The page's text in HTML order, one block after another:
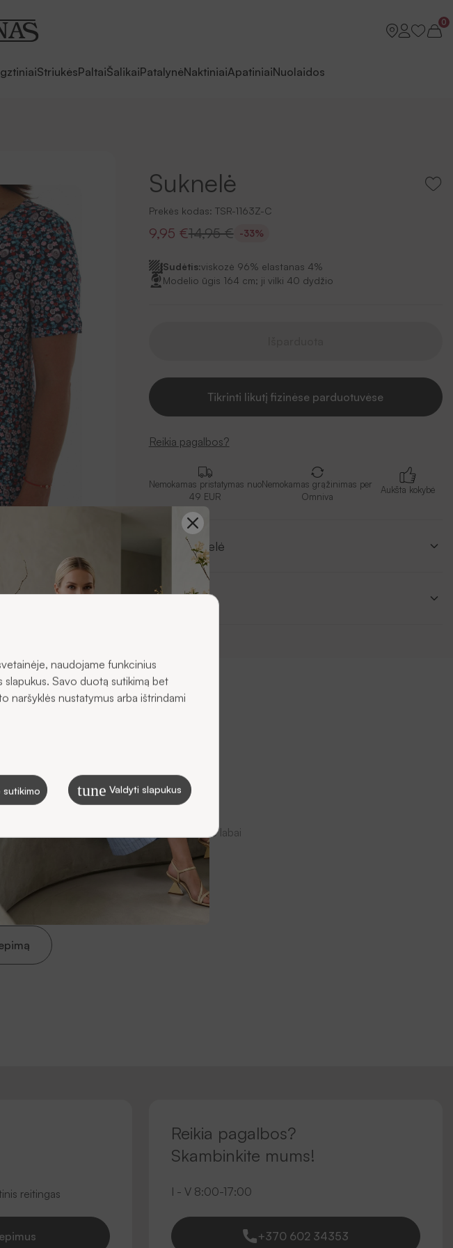
0
StriukėsPaltaiŠalikaiPatalynėNaktiniaiApatiniaiNuolaidos
Suknelė
Prekės kodas: TSR-1163Z-C
9,95 €14,95 € -33%
Sudėtis:viskozė 96% elastanas 4%
Modelio ūgis 164 cm; ji vilki 40 dydžio
Tikrinti likutį fizinėse parduotuvėse
Reikia pagalbos?
Nemokamas pristatymas nuo
49 EUR
Nemokamas grąžinimas per
Omniva
Aukšta kokybė
Dydžių lentelė
Aprašymas
atsiliepimą apie šią prekę. Jūsų nuomonė labai
klientams apsispręsti.
reitingas
Reikia pagalbos?
Skambinkite mums!
I - V 8:00-17:00
+370 602 34353
naudojame funkcinius
slapukus. Savo duotą sutikimą bet
naršyklės nustatymus arba ištrindami
sutikimo tune Valdyti slapukus